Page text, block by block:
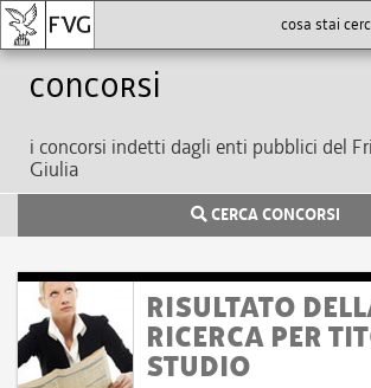
Concorsi
i concorsi indetti dagli enti pubblici del
Giulia
CERCA CONCORSI
RISULTATO
RICERCA PER
STUDIO